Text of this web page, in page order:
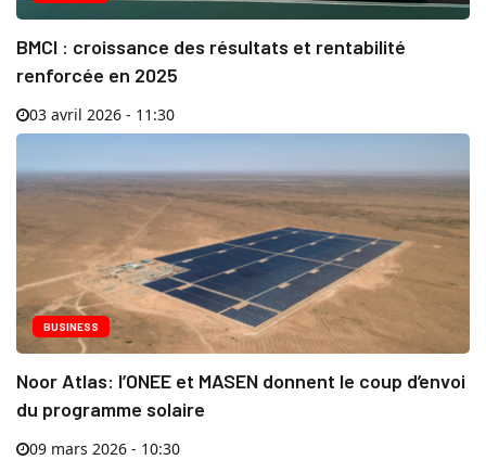
BMCI : croissance des résultats et rentabilité
renforcée en 2025
03 avril 2026 - 11:30
BUSINESS
Noor Atlas: l’ONEE et MASEN donnent le coup d’envoi
du programme solaire
09 mars 2026 - 10:30